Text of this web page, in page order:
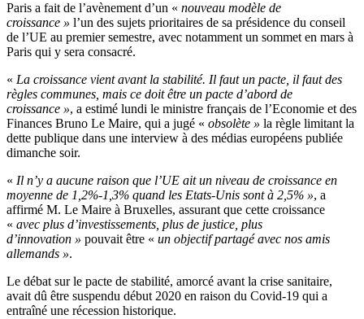
Paris a fait de l’avènement d’un « nouveau modèle de
croissance » l’un des sujets prioritaires de sa présidence du conseil
de l’UE au premier semestre, avec notamment un sommet en mars à
Paris qui y sera consacré.
« La croissance vient avant la stabilité. Il faut un pacte, il faut des
règles communes, mais ce doit être un pacte d’abord de
croissance », a estimé lundi le ministre français de l’Economie et des
Finances Bruno Le Maire, qui a jugé « obsolète » la règle limitant la
dette publique dans une interview à des médias européens publiée
dimanche soir.
« Il n’y a aucune raison que l’UE ait un niveau de croissance en
moyenne de 1,2%-1,3% quand les Etats-Unis sont à 2,5% », a
affirmé M. Le Maire à Bruxelles, assurant que cette croissance
« avec plus d’investissements, plus de justice, plus
d’innovation » pouvait être « un objectif partagé avec nos amis
allemands ».
Le débat sur le pacte de stabilité, amorcé avant la crise sanitaire,
avait dû être suspendu début 2020 en raison du Covid-19 qui a
entraîné une récession historique.